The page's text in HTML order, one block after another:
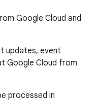
Google Cloud and
updates, event
Google Cloud from
processed in